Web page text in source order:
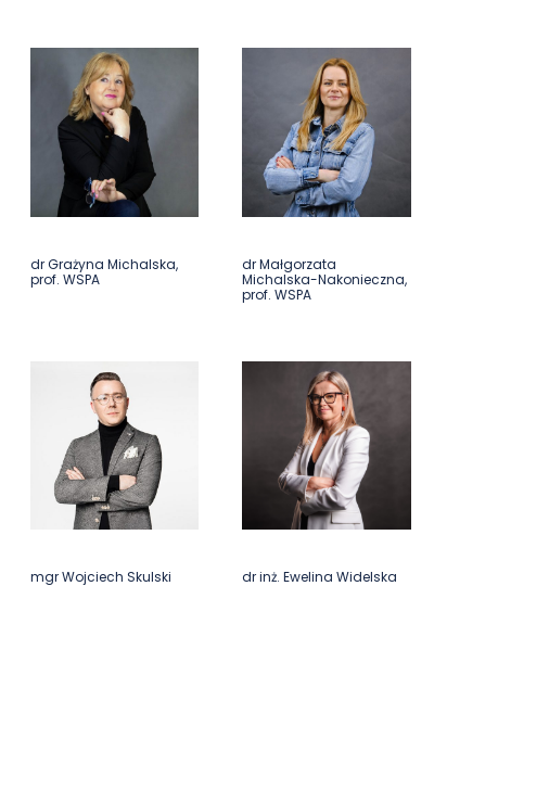
dr Grażyna Michalska,
prof. WSPA
dr Małgorzata
Michalska-Nakonieczna,
prof. WSPA
mgr Wojciech Skulski dr inż. Ewelina Widelska